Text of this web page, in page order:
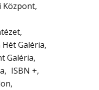
Központ
Galéria
Galéria
ISBN +